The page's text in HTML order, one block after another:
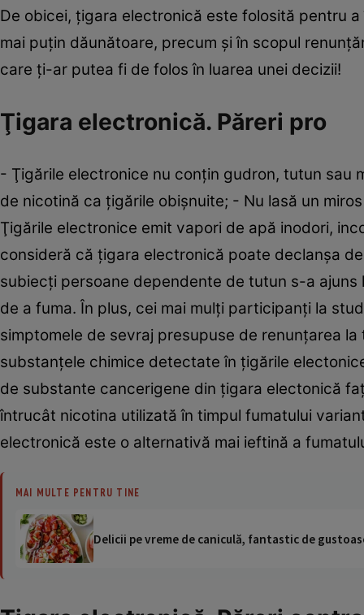
De obicei, ţigara electronică este folosită pentru
mai puţin dăunătoare, precum şi în scopul
care ţi-ar putea fi de folos în luarea unei decizii!
Ţigara electronică. Păreri pro
- Ţigările electronice nu conţin gudron, tutun sau
de nicotină ca ţigările obişnuite; - Nu lasă un
Ţigările electronice emit vapori de apă inodori,
consideră că ţigara electronică poate declanşa
subiecţi persoane dependente de tutun s-a
de a fuma. În plus, cei mai mulţi participanţi la
simptomele de sevraj presupuse de renunţarea
substanţele chimice detectate în ţigările
de substante cancerigene din ţigara electonică
întrucât nicotina utilizată în timpul fumatului
electronică este o alternativă mai ieftină a
MAI MULTE PENTRU TINE
Delicii pe vreme de caniculă, fantastic de